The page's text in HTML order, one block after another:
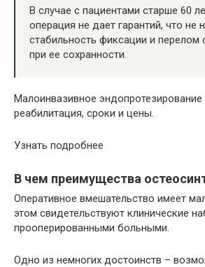
В случае с пациентами старше 60
операция не дает гарантий, что не
стабильность фиксации и перелом
при ее сохранности.
Малоинвазивное эндопротезирование
реабилитация, сроки и цены.
Узнать подробнее
В чем преимущества
Оперативное вмешательство имеет
этом свидетельствуют клинические
прооперированными больными.
Одно из немногих достоинств –